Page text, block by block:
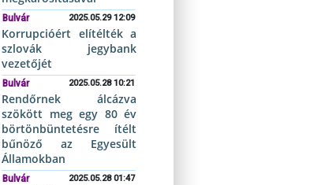
Bulvár 2025.05.29 12:09
Korrupcióért elítélték a
szlovák jegybank
vezetőjét
Bulvár 2025.05.28 10:21
Rendőrnek álcázva
szökött meg egy 80 év
börtönbüntetésre ítélt
bűnöző az Egyesült
Államokban
Bulvár 2025.05.28 01:47